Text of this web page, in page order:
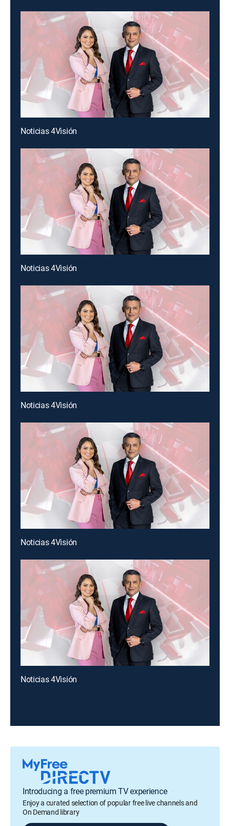
Noticias 4Visión
Noticias 4Visión
Noticias 4Visión
Noticias 4Visión
Noticias 4Visión
Introducing a free premium TV experience
Enjoy a curated selection of popular free live channels and
On Demand library